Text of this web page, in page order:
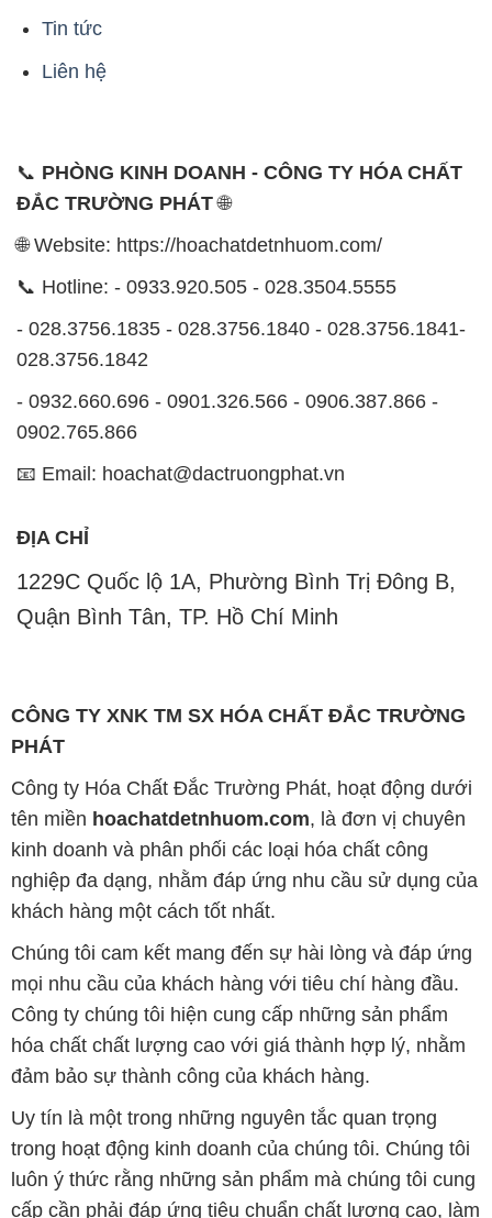
Tin tức
Liên hệ
📞 PHÒNG KINH DOANH - CÔNG TY HÓA CHẤT
ĐẮC TRƯỜNG PHÁT🌐
🌐 Website: https://hoachatdetnhuom.com/
📞 Hotline: - 0933.920.505 - 028.3504.5555
- 028.3756.1835 - 028.3756.1840 - 028.3756.1841-
028.3756.1842
- 0932.660.696 - 0901.326.566 - 0906.387.866 -
0902.765.866
📧 Email: hoachat@dactruongphat.vn
ĐỊA CHỈ
1229C Quốc lộ 1A, Phường Bình Trị Đông B,
Quận Bình Tân, TP. Hồ Chí Minh
CÔNG TY XNK TM SX HÓA CHẤT ĐẮC TRƯỜNG
PHÁT
Công ty Hóa Chất Đắc Trường Phát, hoạt động dưới
tên miền hoachatdetnhuom.com, là đơn vị chuyên
kinh doanh và phân phối các loại hóa chất công
nghiệp đa dạng, nhằm đáp ứng nhu cầu sử dụng của
khách hàng một cách tốt nhất.
Chúng tôi cam kết mang đến sự hài lòng và đáp ứng
mọi nhu cầu của khách hàng với tiêu chí hàng đầu.
Công ty chúng tôi hiện cung cấp những sản phẩm
hóa chất chất lượng cao với giá thành hợp lý, nhằm
đảm bảo sự thành công của khách hàng.
Uy tín là một trong những nguyên tắc quan trọng
trong hoạt động kinh doanh của chúng tôi. Chúng tôi
luôn ý thức rằng những sản phẩm mà chúng tôi cung
cấp cần phải đáp ứng tiêu chuẩn chất lượng cao, làm